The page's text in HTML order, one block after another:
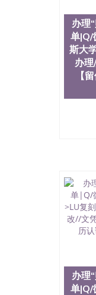
作【
办理
单
斯大
办
【
办理
单